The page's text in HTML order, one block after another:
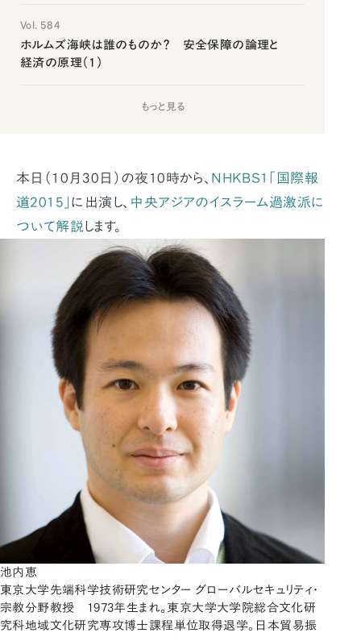
Vol. 584
ホルムズ海峡は誰のものか？ 安全保障の論理と
経済の原理（1）
もっと見る
本日（10月30日）の夜10時から、 NHKBS1「国際報
道2015」 に出演し、 中央アジアのイスラーム過激派に
ついて解説 します。
池内恵
東京大学先端科学技術研究センター グローバルセキュリティ・
宗教分野教授 1973年生まれ。東京大学大学院総合文化研
究科地域文化研究専攻博士課程単位取得退学。日本貿易振